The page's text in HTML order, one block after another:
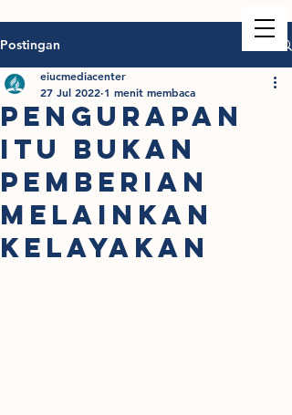
Postingan
PENGURAPAN
ITU BUKAN
PEMBERIAN
MELAINKAN
KELAYAKAN
eiucmediacenter
27 Jul 2022 1 menit membaca